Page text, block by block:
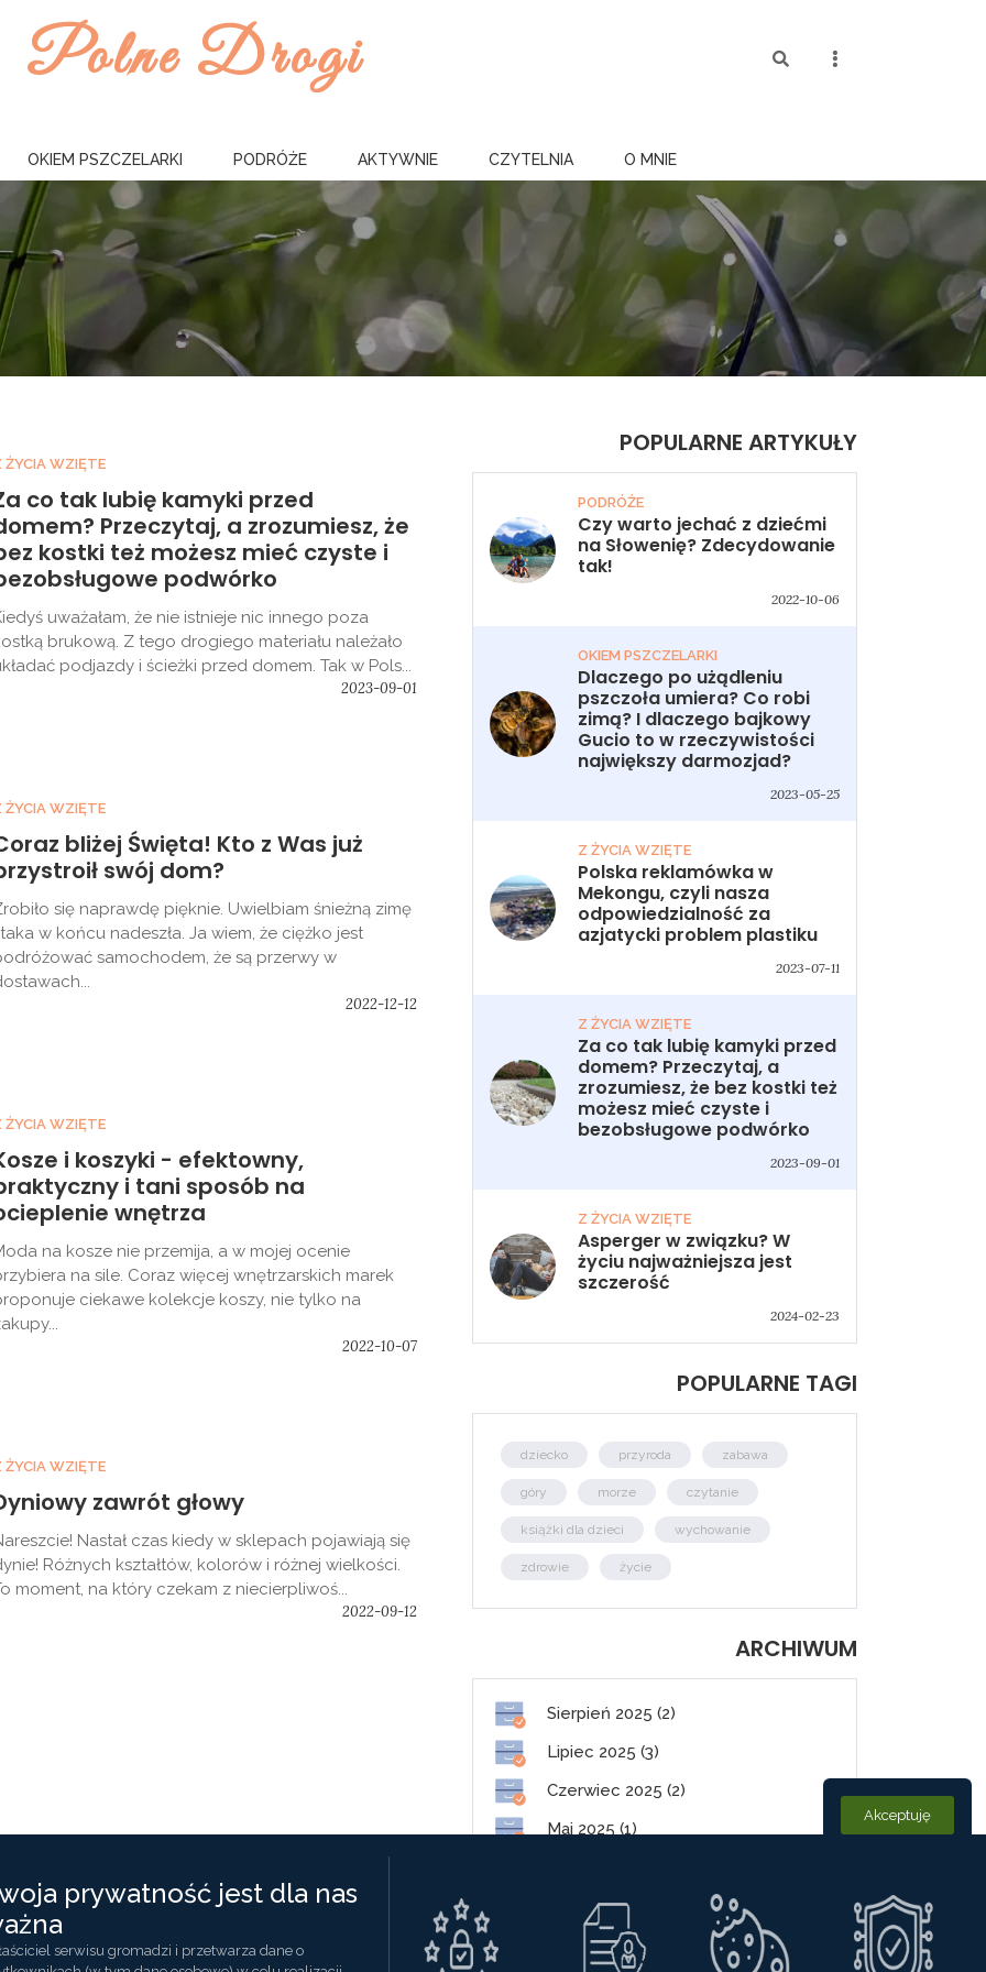
Polne Drogi
OKIEM PSZCZELARKI PODRÓŻE AKTYWNIE CZYTELNIA O MNIE
ŻYCIA WZIĘTE
co tak lubię kamyki przed
Przeczytaj, a zrozumiesz, że
kostki też możesz mieć czyste i
podwórko
uważałam, że nie istnieje nic innego poza
brukową. Z tego drogiego materiału należało
podjazdy i ścieżki przed domem. Tak w Pols...
2023-09-01
ŻYCIA WZIĘTE
bliżej Święta! Kto z Was już
swój dom?
się naprawdę pięknie. Uwielbiam śnieżną zimę
w końcu nadeszła. Ja wiem, że ciężko jest
samochodem, że są przerwy w
2022-12-12
ŻYCIA WZIĘTE
i koszyki - efektowny,
i tani sposób na
wnętrza
na kosze nie przemija, a w mojej ocenie
na sile. Coraz więcej wnętrzarskich marek
ciekawe kolekcje koszy, nie tylko na
2022-10-07
ŻYCIA WZIĘTE
zawrót głowy
Nastał czas kiedy w sklepach pojawiają się
Różnych kształtów, kolorów i różnej wielkości.
moment, na który czekam z niecierpliwoś...
2022-09-12
POPULARNE ARTYKUŁY
PODRÓŻE
Czy warto jechać z dziećmi
na Słowenię? Zdecydowanie
tak!
2022-10-06
OKIEM PSZCZELARKI
Dlaczego po użądleniu
pszczoła umiera? Co robi
zimą? I dlaczego bajkowy
Gucio to w rzeczywistości
największy darmozjad?
2023-05-25
Z ŻYCIA WZIĘTE
Polska reklamówka w
Mekongu, czyli nasza
odpowiedzialność za
azjatycki problem plastiku
2023-07-11
Z ŻYCIA WZIĘTE
Za co tak lubię kamyki przed
domem? Przeczytaj, a
zrozumiesz, że bez kostki też
możesz mieć czyste i
bezobsługowe podwórko
2023-09-01
Z ŻYCIA WZIĘTE
Asperger w związku? W
życiu najważniejsza jest
szczerość
2024-02-23
POPULARNE TAGI
dziecko przyroda zabawa
góry morze czytanie
książki dla dzieci wychowanie
zdrowie życie
ARCHIWUM
Sierpień 2025 (2)
Lipiec 2025 (3)
Czerwiec 2025 (2)
Maj 2025 (1)
Akceptuję
prywatność jest dla nas
serwisu gromadzi i przetwarza dane o